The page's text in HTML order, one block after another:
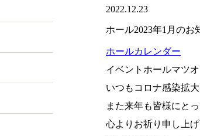
2022.12.23
ホール2023年1月のお
ホールカレンダー
イベントホールマツ
いつもコロナ感染拡
また来年も皆様にと
心よりお祈り申し上